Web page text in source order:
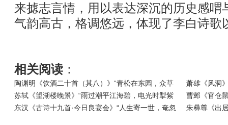
来摅志言情，用以表达深沉的历史感喟
气韵高古，格调悠远，体现了李白诗歌
相关阅读 ：
陶渊明《饮酒二十首（其八）》“青松在东园，众草
萧雄《风洞
苏轼《望湖楼晚景》“雨过潮平江海碧，电光时掣紫
曹邺《官仓
东汉《古诗十九首·今日良宴会》“人生寄一世，奄忽
朱彝尊《出